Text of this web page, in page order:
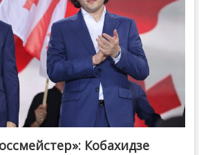
Dream
Кобахидзе